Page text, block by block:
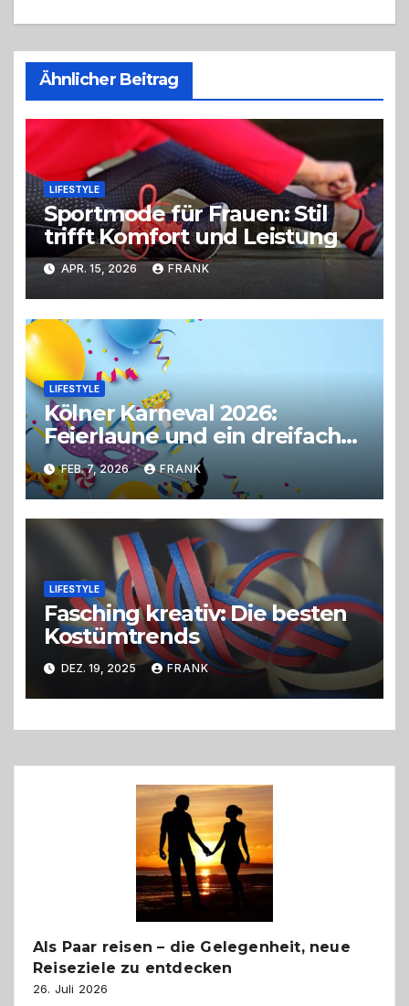
Ähnlicher Beitrag
LIFESTYLE
Sportmode für Frauen: Stil
trifft Komfort und Leistung
APR. 15, 2026 FRANK
LIFESTYLE
Kölner Karneval 2026:
Feierlaune und ein dreifaches
Alaaf!
FEB. 7, 2026 FRANK
LIFESTYLE
Fasching kreativ: Die besten
Kostümtrends
DEZ. 19, 2025 FRANK
Als Paar reisen – die Gelegenheit, neue
Reiseziele zu entdecken
26. Juli 2026